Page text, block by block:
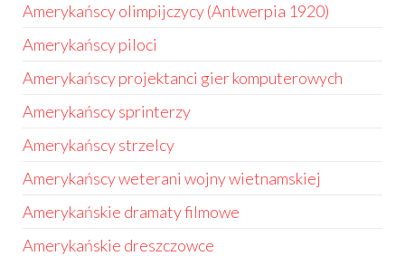
Amerykańscy olimpijczycy (Antwerpia 1920)
Amerykańscy piloci
Amerykańscy projektanci gier komputerowych
Amerykańscy sprinterzy
Amerykańscy strzelcy
Amerykańscy weterani wojny wietnamskiej
Amerykańskie dramaty filmowe
Amerykańskie dreszczowce